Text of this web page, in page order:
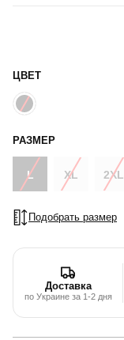
ЦВЕТ
РАЗМЕР
L XL 2XL
Подобрать размер
Доставка
по Украине за 1-2 дня